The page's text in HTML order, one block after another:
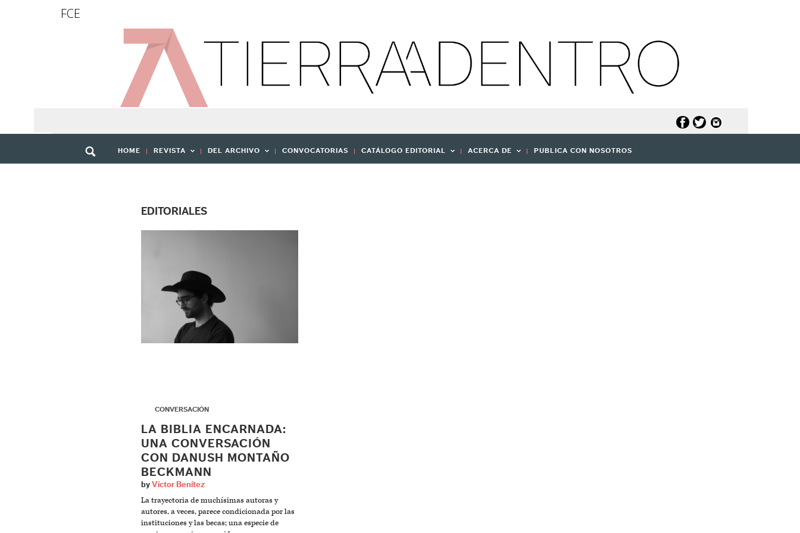
FCE
HOME REVISTA DEL ARCHIVO CONVOCATORIAS CATÁLOGO EDITORIAL ACERCA DE PUBLICA CON NOSOTROS
EDITORIALES
CONVERSACIÓN
LA BIBLIA ENCARNADA:
UNA CONVERSACIÓN
CON DANUSH MONTAÑO
BECKMANN
by Víctor Benítez
La trayectoria de muchísimas autoras y
autores, a veces, parece condicionada por las
instituciones y las becas; una especie de